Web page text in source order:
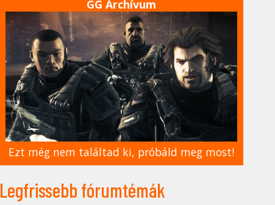
GG Archívum
Ezt még nem találtad ki, próbáld meg most!
Legfrissebb fórumtémák